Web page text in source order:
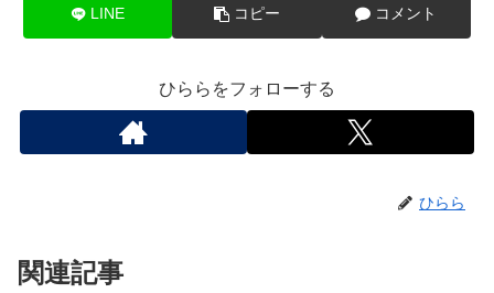
LINE コピー コメント
ひららをフォローする
ひらら
関連記事